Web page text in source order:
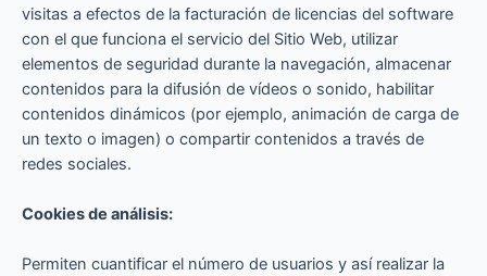
visitas a efectos de la facturación de licencias del software
con el que funciona el servicio del Sitio Web, utilizar
elementos de seguridad durante la navegación, almacenar
contenidos para la difusión de vídeos o sonido, habilitar
contenidos dinámicos (por ejemplo, animación de carga de
un texto o imagen) o compartir contenidos a través de
redes sociales.
Cookies de análisis:
Permiten cuantificar el número de usuarios y así realizar la